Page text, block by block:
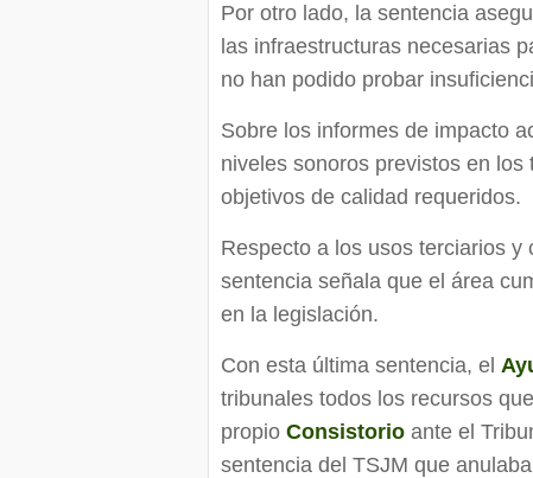
Por otro lado, la sentencia
las infraestructuras necesarias
no han podido probar
Sobre los informes de impacto
niveles sonoros previstos en
objetivos de calidad requeridos.
Respecto a los usos terciarios
sentencia señala que el área
en la legislación.
Con esta última sentencia, el
tribunales todos los recursos
propio Consistorio ante el
sentencia del TSJM que